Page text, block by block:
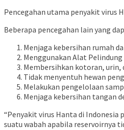
Pencegahan utama penyakit virus
Beberapa pencegahan lain yang
Menjaga kebersihan rumah
Menggunakan Alat
Membersihkan kotoran, urin,
Tidak menyentuh hewan
Melakukan pengelolaan
Menjaga kebersihan tangan
“Penyakit virus Hanta di
suatu wabah apabila reservoirnya